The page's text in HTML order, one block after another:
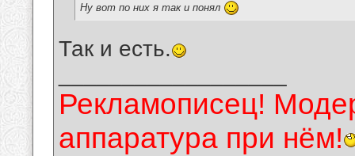
Ну вот по них я так и понял
Так и есть.
Рекламописец!
аппаратура при нём!